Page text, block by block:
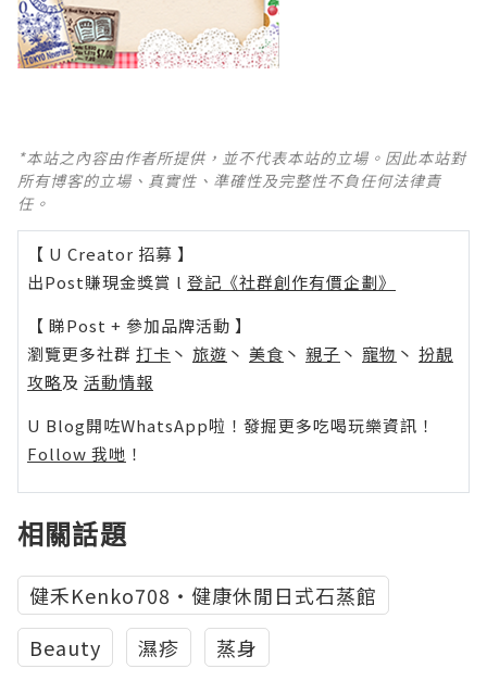
*本站之內容由作者所提供，並不代表本站的立場。因此本站對
所有博客的立場、真實性、準確性及完整性不負任何法律責
任。
【 U Creator 招募 】
出Post賺現金獎賞 l 登記《社群創作有價企劃》
【 睇Post + 參加品牌活動 】
瀏覽更多社群 打卡 丶 旅遊 丶 美食 丶 親子 丶 寵物 丶 扮靚
攻略及 活動情報
U Blog開咗WhatsApp啦！發掘更多吃喝玩樂資訊！
Follow 我哋 ！
相關話題
健禾Kenko708・健康休閒日式石蒸館
Beauty
濕疹 蒸身